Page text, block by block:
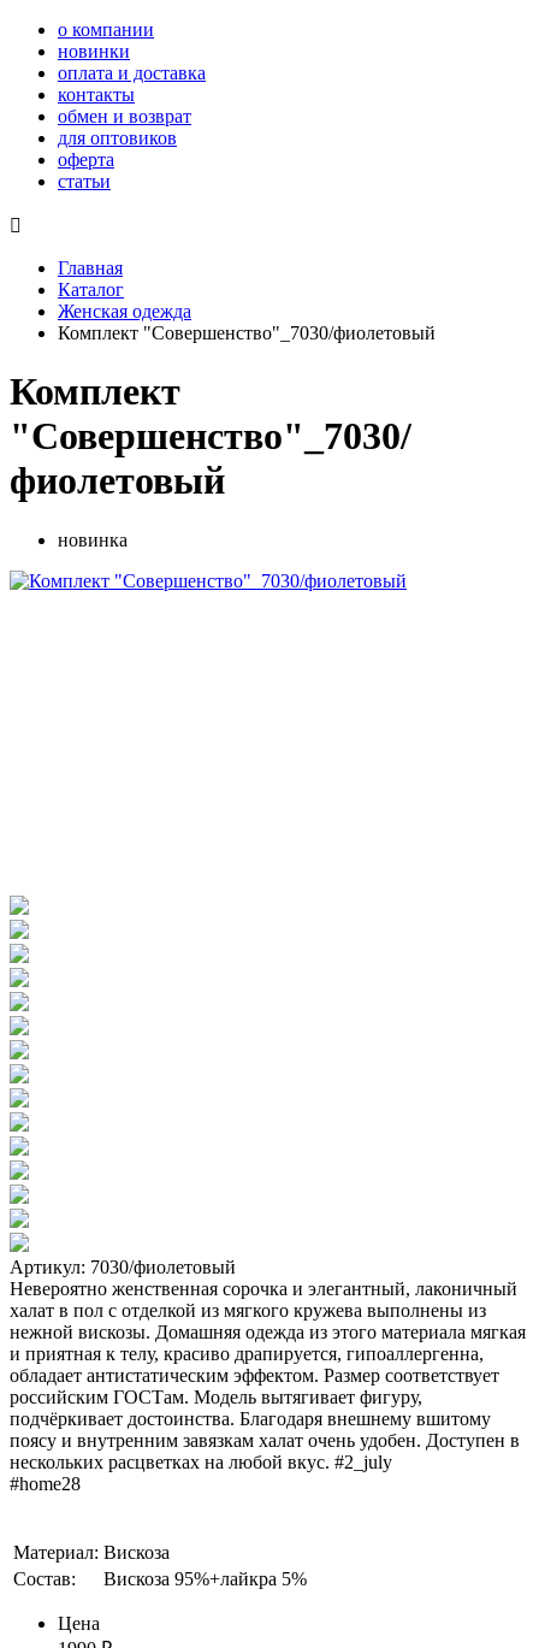
о компании
новинки
оплата и доставка
контакты
обмен и возврат
для оптовиков
оферта
статьи

Главная
Каталог
Женская одежда
Комплект "Совершенство"_7030/фиолетовый
Комплект
"Совершенство"_7030/
фиолетовый
новинка
Артикул: 7030/фиолетовый
Невероятно женственная сорочка и элегантный, лаконичный
халат в пол с отделкой из мягкого кружева выполнены из
нежной вискозы. Домашняя одежда из этого материала мягкая
и приятная к телу, красиво драпируется, гипоаллергенна,
обладает антистатическим эффектом. Размер соответствует
российским ГОСТам. Модель вытягивает фигуру,
подчёркивает достоинства. Благодаря внешнему вшитому
поясу и внутренним завязкам халат очень удобен. Доступен в
нескольких расцветках на любой вкус. #2_july
#home28
Материал: Вискоза
Состав:
Вискоза 95%+лайкра 5%
Цена